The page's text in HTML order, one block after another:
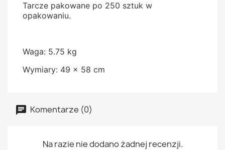
Tarcze pakowane po 250 sztuk w
opakowaniu.
Waga: 5.75 kg
Wymiary: 49 x 58 cm
Komentarze (0)
Na razie nie dodano żadnej recenzji.